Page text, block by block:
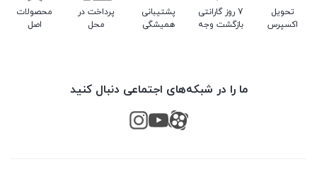
تحویل
اکسپرس
7 روز گارانتی
بازگشت وجه
پشتیبانی
همیشگی
پرداخت در
محل
محصولات
اصل
ما را در شبکه‌های اجتماعی دنبال کنید